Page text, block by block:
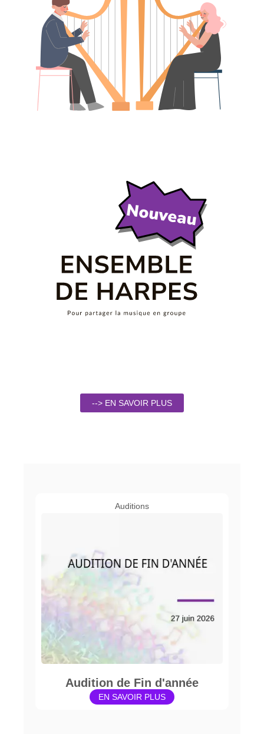
--> EN SAVOIR PLUS
Auditions
Audition de Fin d'année
EN SAVOIR PLUS